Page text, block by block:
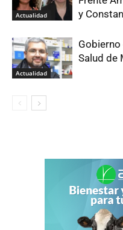
Actualidad
y
Actualidad
Salud de